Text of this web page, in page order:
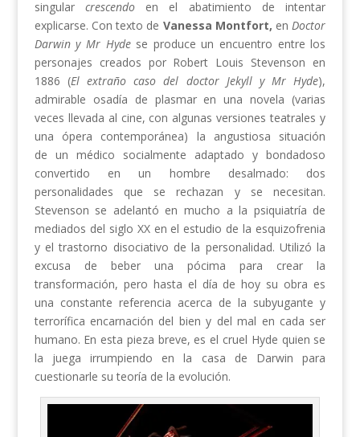
singular crescendoen el abatimiento de intentar
explicarse. Con texto de Vanessa Montfort, enDoctor
Darwin y Mr Hyde se produce un encuentro entre los
personajes creados por Robert Louis Stevenson en
1886 (El extraño caso del doctor Jekyll y Mr Hyde),
admirable osadía de plasmar en una novela (varias
veces llevada al cine, con algunas versiones teatrales y
una ópera contemporánea) la angustiosa situación
de un médico socialmente adaptado y bondadoso
convertido en un hombre desalmado: dos
personalidades que se rechazan y se necesitan.
Stevenson se adelantó en mucho a la psiquiatría de
mediados del siglo XX en el estudio de la esquizofrenia
y el trastorno disociativo de la personalidad. Utilizó la
excusa de beber una pócima para crear la
transformación, pero hasta el día de hoy su obra es
una constante referencia acerca de la subyugante y
terrorífica encarnación del bien y del mal en cada ser
humano. En esta pieza breve, es el cruel Hyde quien se
la juega irrumpiendo en la casa de Darwin para
cuestionarle su teoría de la evolución.